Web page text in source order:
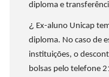
diploma e
¿ Ex-aluno Unicap
diploma. No caso de
instituições, o
bolsas pelo telefone